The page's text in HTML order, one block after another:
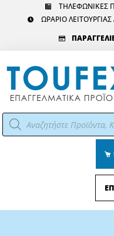
ΤΗΛΕΦΩΝΙΚΕΣ
ΩΡΑΡΙΟ ΛΕΙΤΟΥΡΓΙΑΣ
Αναζήτηση
προϊόντων